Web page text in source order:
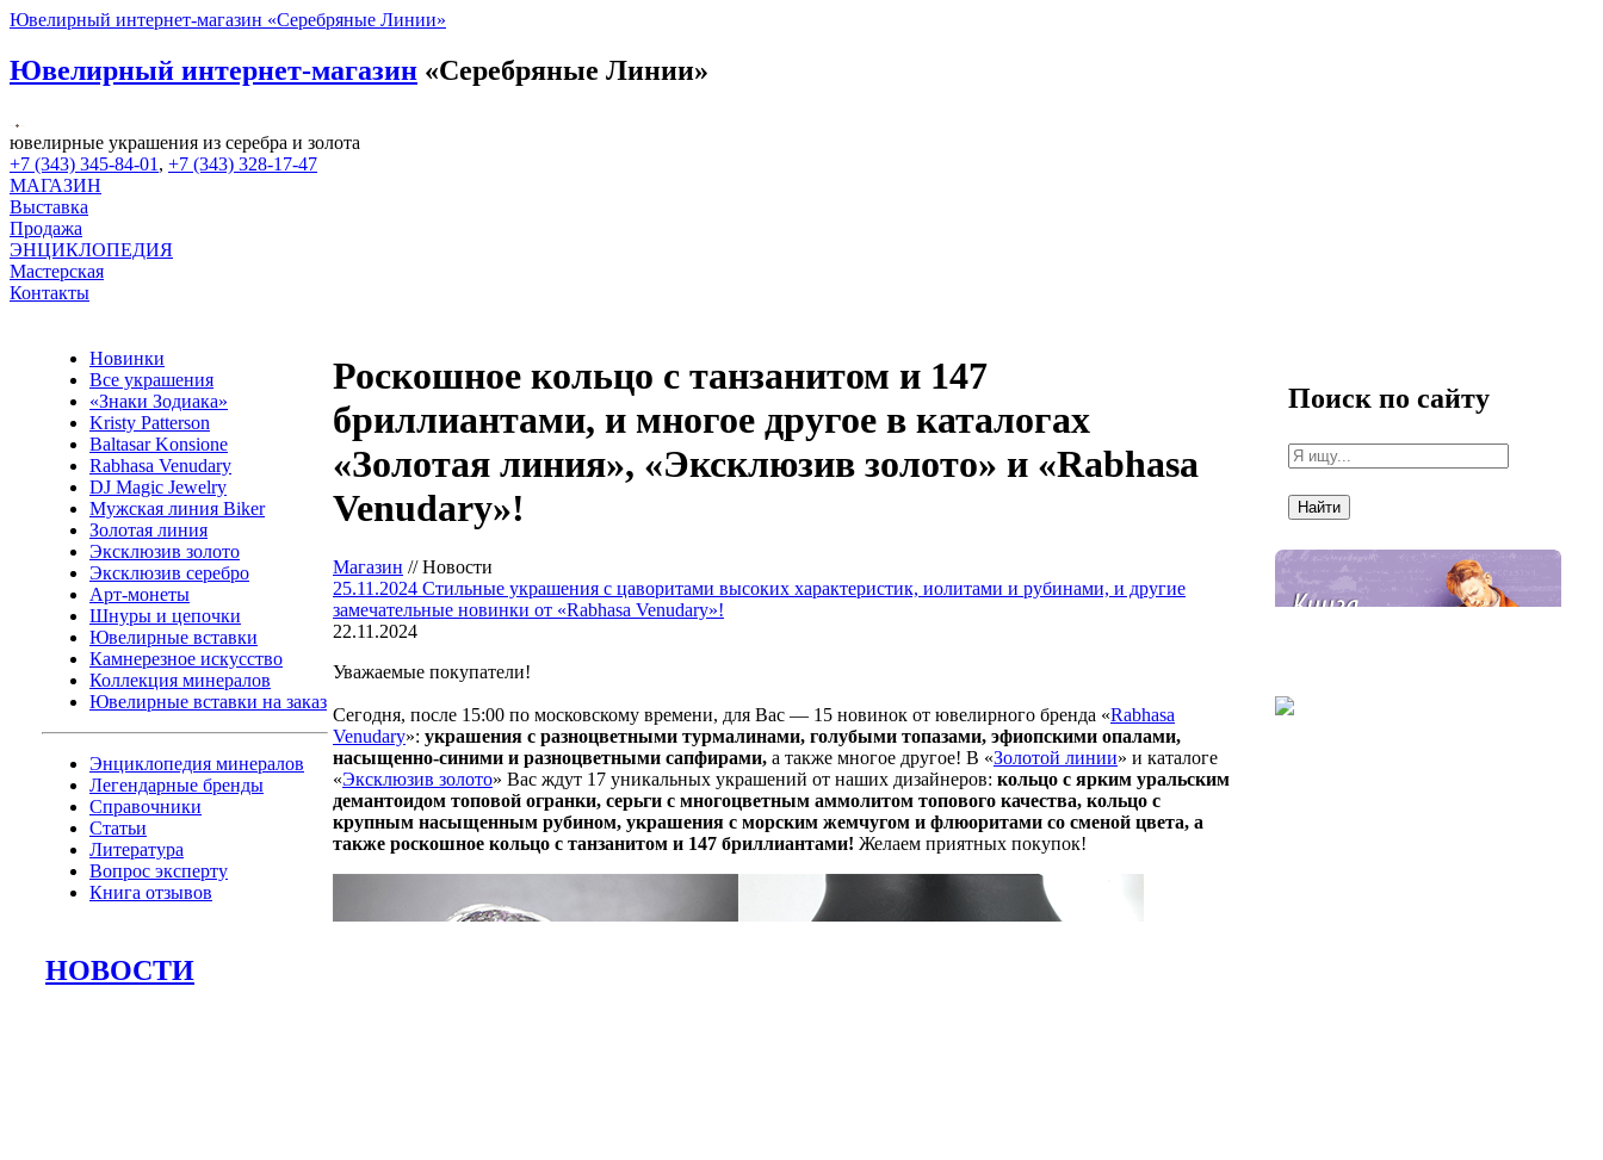
Ювелирный интернет-магазин «Серебряные Линии»
Ювелирный интернет-магазин «Серебряные Линии»
ювелирные украшения из серебра и золота
+7 (343) 345-84-01 , +7 (343) 328-17-47
МАГАЗИН
Выставка
Продажа
ЭНЦИКЛОПЕДИЯ
Мастерская
Контакты
Новинки
Все украшения
«Знаки Зодиака»
Kristy Patterson
Baltasar Konsione
Rabhasa Venudary
DJ Magic Jewelry
Мужская линия Biker
Золотая линия
Эксклюзив золото
Эксклюзив серебро
Арт-монеты
Шнуры и цепочки
Ювелирные вставки
Камнерезное искусство
Коллекция минералов
Ювелирные вставки на заказ
Энциклопедия минералов
Легендарные бренды
Справочники
Статьи
Литература
Вопрос эксперту
Книга отзывов
НОВОСТИ
Роскошное кольцо с танзанитом и 147
бриллиантами, и многое другое в каталогах
«Золотая линия», «Эксклюзив золото» и «Rabhasa
Venudary»!
Магазин //Новости
25.11.2024 Стильные украшения с цаворитами высоких характеристик, иолитами и рубинами, и другие
замечательные новинки от «Rabhasa Venudary»!
22.11.2024
Уважаемые покупатели!
Сегодня, после 15:00 по московскому времени, для Вас — 15 новинок от ювелирного бренда «Rabhasa
Venudary»: украшения с разноцветными турмалинами, голубыми топазами, эфиопскими опалами,
насыщенно-синими и разноцветными сапфирами, а также многое другое! В «Золотой линии» и каталоге
«Эксклюзив золото» Вас ждут 17 уникальных украшений от наших дизайнеров: кольцо с ярким уральским
демантоидом топовой огранки, серьги с многоцветным аммолитом топового качества, кольцо с
крупным насыщенным рубином, украшения с морским жемчугом и флюоритами со сменой цвета, а
также роскошное кольцо с танзанитом и 147 бриллиантами! Желаем приятных покупок!
Поиск по сайту